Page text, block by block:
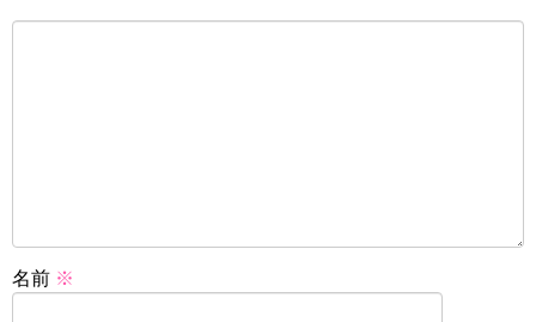
名前 ※